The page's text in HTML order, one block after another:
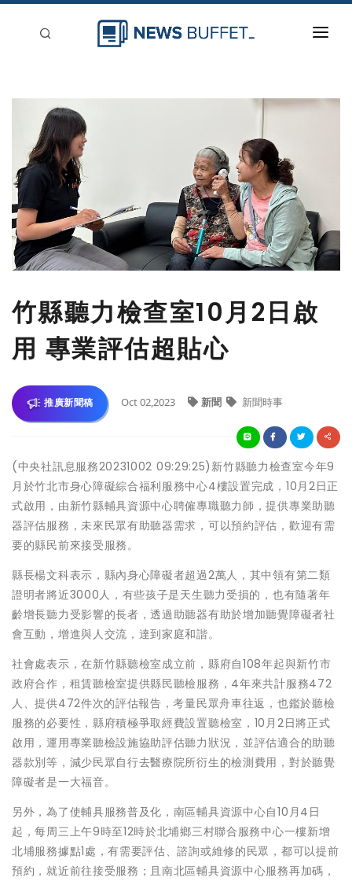
新聞稿分類
登入
刊登
竹縣聽力檢查室10月2日啟
用 專業評估超貼心
推廣新聞稿 Oct 02,2023 新聞 新聞時事
(中央社訊息服務20231002 09:29:25)新竹縣聽力檢查室今年9
月於竹北市身心障礙綜合福利服務中心4樓設置完成，10月2日正
式啟用，由新竹縣輔具資源中心聘僱專職聽力師，提供專業助聽
器評估服務，未來民眾有助聽器需求，可以預約評估，歡迎有需
要的縣民前來接受服務。
縣長楊文科表示，縣內身心障礙者超過2萬人，其中領有第二類
證明者將近3000人，有些孩子是天生聽力受損的，也有隨著年
齡增長聽力受影響的長者，透過助聽器有助於增加聽覺障礙者社
會互動，增進與人交流，達到家庭和諧。
社會處表示，在新竹縣聽檢室成立前，縣府自108年起與新竹市
政府合作，租賃聽檢室提供縣民聽檢服務，4年來共計服務472
人、提供472件次的評估報告，考量民眾舟車往返，也鑑於聽檢
服務的必要性，縣府積極爭取經費設置聽檢室，10月2日將正式
啟用，運用專業聽檢設施協助評估聽力狀況，並評估適合的助聽
器款別等，減少民眾自行去醫療院所衍生的檢測費用，對於聽覺
障礙者是一大福音。
另外，為了使輔具服務普及化，南區輔具資源中心自10月4日
起，每周三上午9時至12時於北埔鄉三村聯合服務中心一樓新增
北埔服務據點1處，有需要評估、諮詢或維修的民眾，都可以提前
預約，就近前往接受服務；且南北區輔具資源中心服務再加碼，